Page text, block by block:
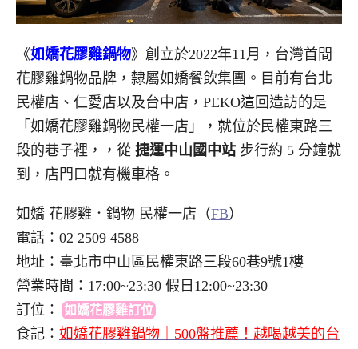
《如嬌花膠雞鍋物》創立於2022年11月，台灣首間
花膠雞鍋物品牌，隸屬如嬌餐飲集團。目前有台北
民權店、仁愛店以及台中店，PEKO這回造訪的是
「如嬌花膠雞鍋物民權一店」，就位於民權東路三
段的巷子裡，，從 捷運中山國中站 步行約 5 分鐘就
到，店門口就有機車格。
如嬌 花膠雞．鍋物 民權一店（FB）
電話：02 2509 4588
地址：臺北市中山區民權東路三段60巷9號1樓
營業時間：17:00~23:30 假日12:00~23:30
訂位 ： 如嬌花膠雞訂位
食記： 如嬌花膠雞鍋物｜500盤推薦！越喝越美的台